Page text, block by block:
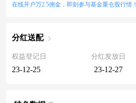
在线开户万2.5佣金，即刻参与基金重仓股行情！
分红送配
权益登记日
23-12-25
分红发放日
23-12-27